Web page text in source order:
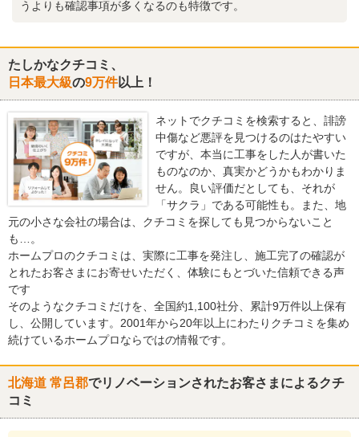
うよりも確認事項が多くなるのも特徴です。
たしかなクチコミ、
日本最大級の9万件以上！
ネットでクチコミを検索すると、誹謗
中傷など悪評を見つけるのはたやすい
ですが、本当に工事をした人が書いた
ものなのか、真実かどうかもわかりま
せん。良い評価だとしても、それが
「サクラ」である可能性も。また、地
元の小さな会社の場合は、クチコミを探しても見つからないこと
も…。
ホームプロのクチコミは、実際に工事を発注し、施工完了の確認が
とれたお客さまにお寄せいただく、体験にもとづいた信頼できる声
です
そのようなクチコミだけを、全国約1,100社分、累計9万件以上保有
し、公開しています。2001年から20年以上にわたりクチコミを集め
続けているホームプロならではの情報です。
北海道 常呂郡でリノベーションされたお客さまによるクチ
コミ